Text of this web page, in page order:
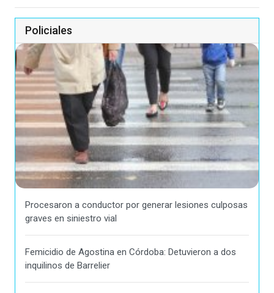
Policiales
Procesaron a conductor por generar lesiones culposas
graves en siniestro vial
Femicidio de Agostina en Córdoba: Detuvieron a dos
inquilinos de Barrelier